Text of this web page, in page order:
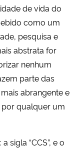
de vida do
como um
pesquisa e
abstrata for
nenhum
parte das
abrangente e
qualquer um
sigla “CCS”, e o